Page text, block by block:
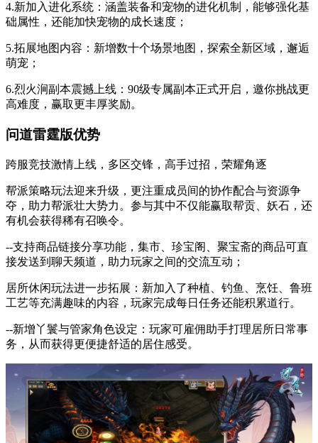
4.新加入进化系统：涵盖装备和宠物的进化机制，能够强化基
础属性，还能加快宠物的成长速度；
5.拓展地图内容：新增数十个场景地图，探索全新区域，邂逅
萌宠；
6.烈火涧副本震撼上线：90级专属副本正式开启，邀你挑战更
高难度，赢取更丰厚奖励。
问道雷霆版优势
跨服竞技激情上线，多区交锋，高手过招，荣耀角逐
帮派策略玩法迎来升级，更注重成员间的协作配合与资源争
夺，助力帮派壮大势力。参与其中不仅能赢取帮贡、妖石，还
有机会获得稀有召唤令。
--支持商品链接分享功能，集市、珍宝阁、聚宝斋的商品可直
接发送到聊天频道，助力玩家之间的交流互动；
居所休闲玩法进一步拓展：新加入了种植、钓鱼、烹饪、鲁班
工艺等充满趣味的内容，玩家完成每日任务还能积累道行。
--新增丫鬟与管家角色设定：玩家可雇佣助手打理居所日常事
务，从而获得更便捷舒适的居住感受。